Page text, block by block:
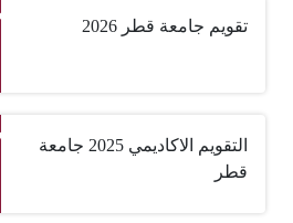
تقويم جامعة قطر 2026
التقويم الاكاديمي 2025 جامعة
قطر